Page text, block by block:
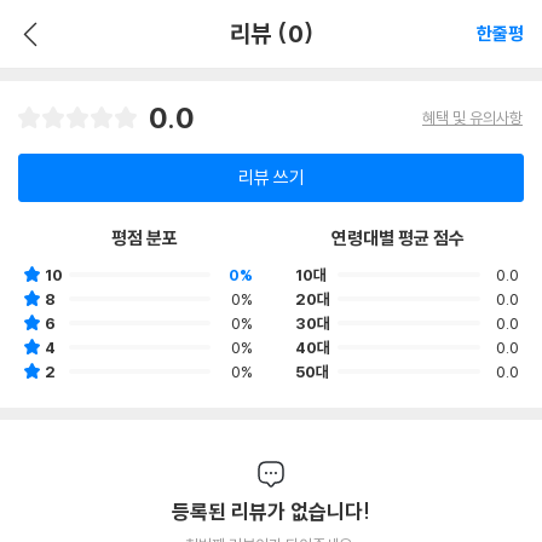
리뷰 (0) 한줄평
0.0 혜택 및 유의사항
리뷰 쓰기
평점 분포
10
0%
8
0%
6
0%
4
0%
2
0%
연령대별 평균 점수
10대
0.0
20대
0.0
30대
0.0
40대
0.0
50대
0.0
등록된 리뷰가 없습니다!